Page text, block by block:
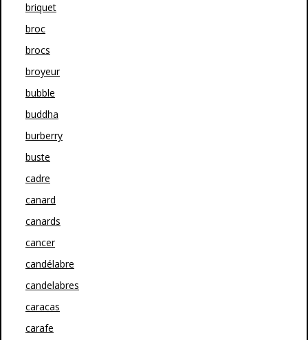
briquet
broc
brocs
broyeur
bubble
buddha
burberry
buste
cadre
canard
canards
cancer
candélabre
candelabres
caracas
carafe